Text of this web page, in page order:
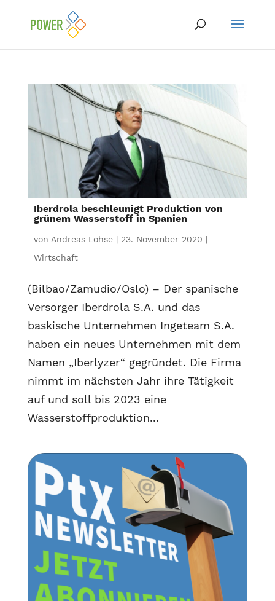
Iberdrola beschleunigt Produktion von
grünem Wasserstoff in Spanien
von Andreas Lohse| 23. November 2020 |
Wirtschaft
(Bilbao/Zamudio/Oslo) – Der spanische
Versorger Iberdrola S.A. und das
baskische Unternehmen Ingeteam S.A.
haben ein neues Unternehmen mit dem
Namen „Iberlyzer“ gegründet. Die Firma
nimmt im nächsten Jahr ihre Tätigkeit
auf und soll bis 2023 eine
Wasserstoffproduktion...